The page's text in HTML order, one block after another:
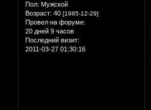
Пол: Мужской
Возраст: 40 [1985-12-29]
Провел на форуме:
20 дней 9 часов
Последний визит:
2011-03-27 01:30:16